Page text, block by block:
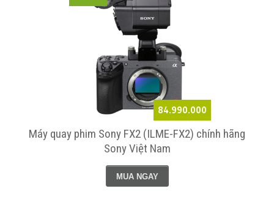
84.990.000
Máy quay phim Sony FX2 (ILME-FX2) chính hãng
Sony Việt Nam
MUA NGAY